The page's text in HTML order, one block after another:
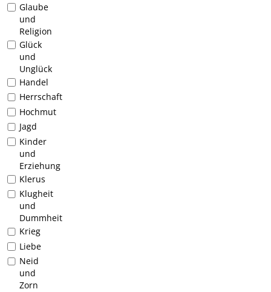
Glaube
und
Religion
Glück
und
Unglück
Handel
Herrschaft
Hochmut
Jagd
Kinder
und
Erziehung
Klerus
Klugheit
und
Dummheit
Krieg
Liebe
Neid
und
Zorn